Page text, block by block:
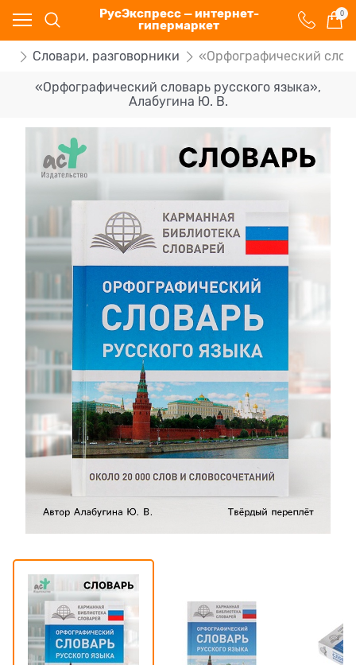
РусЭкспресс — интернет-
гипермаркет
0
Словари, разговорники «Орфографический
«Орфографический словарь русского языка»,
Алабугина Ю. В.